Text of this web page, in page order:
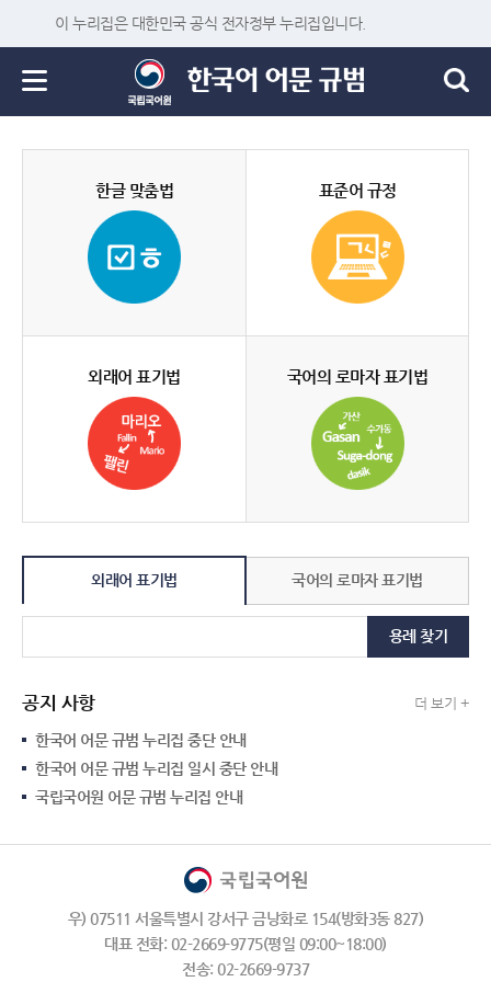
이 누리집은 대한민국 공식 전자정부 누리집입니다.
한글 맞춤법 표준어 규정
외래어 표기법 국어의 로마자 표기법
외래어 표기법 국어의 로마자 표기법
용례 찾기
공지 사항 더 보기 +
한국어 어문 규범 누리집 중단 안내
한국어 어문 규범 누리집 일시 중단 안내
국립국어원 어문 규범 누리집 안내
우) 07511 서울특별시 강서구 금낭화로 154(방화3동 827)
대표 전화: 02-2669-9775(평일 09:00~18:00)
전송: 02-2669-9737